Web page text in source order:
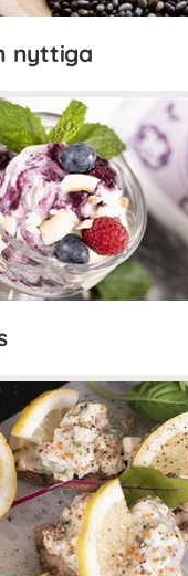
nyttiga